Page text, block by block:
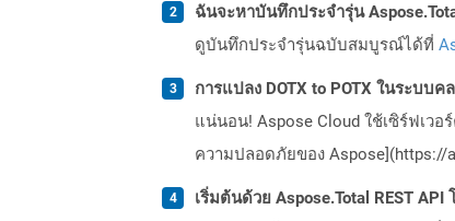
ฉันจะหาบันทึกประจำรุ่น
ดูบันทึกประจำรุ่นฉบับสมบูรณ์ได้ที่
การแปลง DOTX to POTX ในระบบ
แน่นอน! Aspose Cloud ใช้เซิร์ฟเว
ความปลอดภัยของ Aspose](https://
เริ่มต้นด้วย Aspose.Total REST